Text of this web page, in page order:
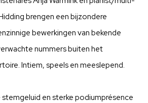
brengen een bijzondere
bewerkingen van bekende
nummers buiten het
Intiem, speels en meeslepend.
stemgeluid en sterke podiumprésence